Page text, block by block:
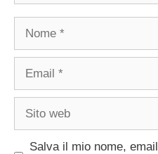
Nome
Email
Sito
Salva il mio nome,